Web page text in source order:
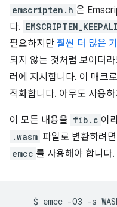
emscripten.h 은
다.
필요하지만 훨씬 더 많은
되지 않는 것처럼 보이더
러에 지시합니다. 이 매크
적화합니다. 아무도 사용
이 모든 내용을 fib.c 이
.wasm 파일로 변환하려
emcc 를 사용해야 합니다.